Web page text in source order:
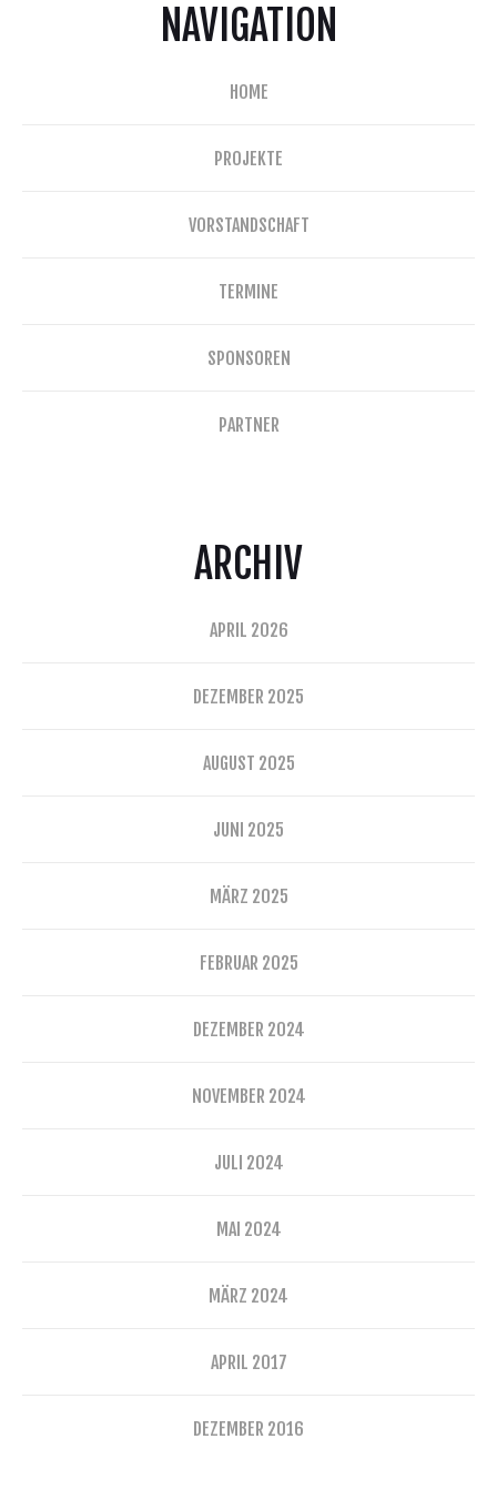
NAVIGATION
HOME
PROJEKTE
VORSTANDSCHAFT
TERMINE
SPONSOREN
PARTNER
ARCHIV
APRIL 2026
DEZEMBER 2025
AUGUST 2025
JUNI 2025
MÄRZ 2025
FEBRUAR 2025
DEZEMBER 2024
NOVEMBER 2024
JULI 2024
MAI 2024
MÄRZ 2024
APRIL 2017
DEZEMBER 2016